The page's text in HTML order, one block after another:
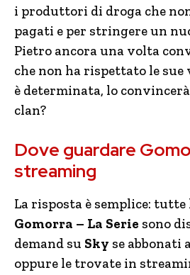
i produttori di droga che
pagati e per stringere un
Pietro ancora una volta
che non ha rispettato le
è determinata, lo
clan?
Dove guardare
streaming
La risposta è semplice:
Gomorra – La Serie sono
demand su Sky se abbonati
oppure le trovate in